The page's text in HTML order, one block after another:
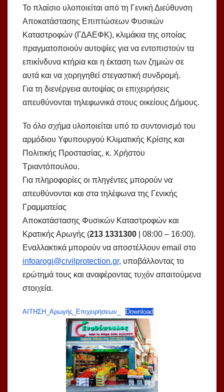
Το πλαίσιο υλοποιείται από τη Γενική Διεύθυνση
Αποκατάστασης Επιπτώσεων Φυσικών
Καταστροφών (ΓΔΑΕΦΚ), κλιμάκια της οποίας
πραγματοποιούν αυτοψίες για να εντοπιστούν τα
επικίνδυνα κτήρια και η έκταση των ζημιών σε
αυτά και να χορηγηθεί στεγαστική συνδρομή.
Για τη διενέργεια αυτοψίας οι επιχειρήσεις
απευθύνονται τηλεφωνικά στους οικείους Δήμους.
Το όλο σχήμα υλοποιείται υπό το συντονισμό του
αρμόδιου Υφυπουργού Κλιματικής Κρίσης και
Πολιτικής Προστασίας, κ. Χρήστου
Τριαντόπουλου.
Για πληροφορίες οι πληγέντες μπορούν να
απευθύνονται και στα τηλέφωνα της Γενικής
Γραμματείας
Αποκατάστασης Φυσικών Καταστροφών και
Κρατικής Αρωγής (213 1331300
| 08:00 – 16:00).
Εναλλακτικά μπορούν να αποστέλλουν email στο
infoarogi@civilprotection.gr, υποβάλλοντας το
ερώτημά τους και αναφέροντας τυχόν απαιτούμενα
στοιχεία.
ΑΙΤΗΣΗ_Αρωγής_Επιχειρήσεων_ Download